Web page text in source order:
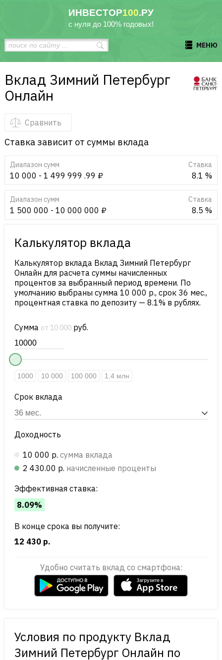
ИНВЕСТОР100.РУ
с нуля до 100% годовых!
МЕНЮ
Вклад Зимний Петербург
Онлайн
Сравнить
Ставка зависит от суммы вклада
Диапазон сумм
10 000 - 1 499 999 .99 ₽
Cтавка
8.1 %
Диапазон сумм
1 500 000 - 10 000 000 ₽
Cтавка
8.5 %
Калькулятор вклада
Калькулятор вклада Вклад Зимний Петербург
Онлайн для расчета суммы начисленных
процентов за выбранный период времени. По
умолчанию выбраны сумма 10 000 р., срок 36 мес.,
процентная ставка по депозиту — 8.1% в рублях.
Сумма от 10 000руб.
1000 10 000 100 000 1.4 млн
Срок вклада
Доходность
10 000 р. сумма вклада
2 430.00 р. начисленные проценты
Эффективная ставка:
8.09%
В конце срока вы получите:
12 430 р.
Удобно считать вклад со смартфона:
Условия по продукту Вклад
Зимний Петербург Онлайн по